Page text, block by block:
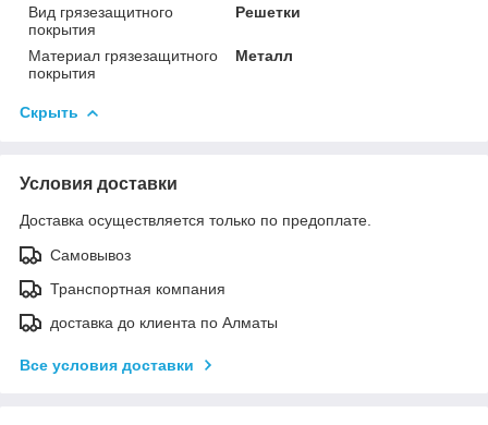
Вид грязезащитного
покрытия
Решетки
Материал грязезащитного
покрытия
Металл
Скрыть
Условия доставки
Доставка осуществляется только по предоплате.
Самовывоз
Транспортная компания
доставка до клиента по Алматы
Все условия доставки